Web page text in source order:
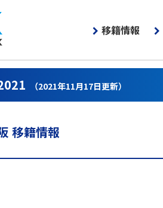
移籍情報
（2021年11月17日更新）
移籍情報